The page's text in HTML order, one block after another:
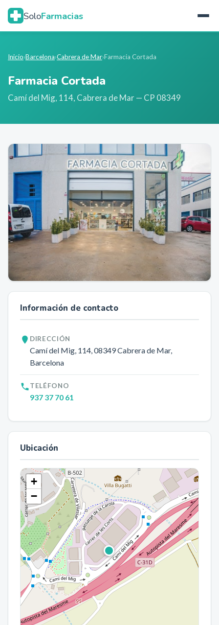
SoloFarmacias
Inicio›Barcelona›Cabrera de Mar›Farmacia Cortada
Farmacia Cortada
Camí del Mig, 114, Cabrera de Mar — CP 08349
Información de contacto
DIRECCIÓN
Camí del Mig, 114, 08349Cabrera de Mar,
Barcelona
TELÉFONO
937 37 70 61
Ubicación
+
−